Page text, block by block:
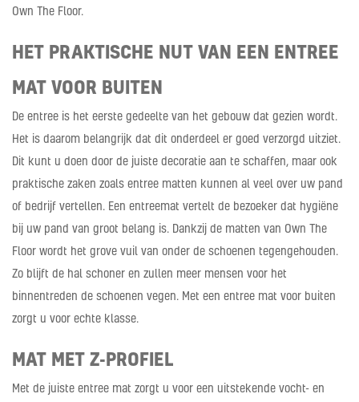
Own The Floor.
HET PRAKTISCHE NUT VAN EEN ENTREE
MAT VOOR BUITEN
De entree is het eerste gedeelte van het gebouw dat gezien wordt.
Het is daarom belangrijk dat dit onderdeel er goed verzorgd uitziet.
Dit kunt u doen door de juiste decoratie aan te schaffen, maar ook
praktische zaken zoals entree matten kunnen al veel over uw pand
of bedrijf vertellen. Een entreemat vertelt de bezoeker dat hygiëne
bij uw pand van groot belang is. Dankzij de matten van Own The
Floor wordt het grove vuil van onder de schoenen tegengehouden.
Zo blijft de hal schoner en zullen meer mensen voor het
binnentreden de schoenen vegen. Met een entree mat voor buiten
zorgt u voor echte klasse.
MAT MET Z-PROFIEL
Met de juiste entree mat zorgt u voor een uitstekende vocht- en